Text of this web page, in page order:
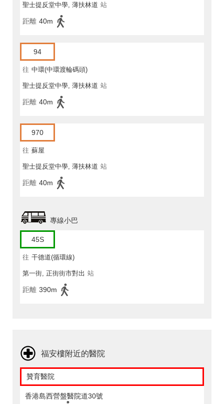
聖士提反堂中學, 薄扶林道 站
距離 40m
94
往 中環(中環渡輪碼頭)
聖士提反堂中學, 薄扶林道 站
距離 40m
970
往 蘇屋
聖士提反堂中學, 薄扶林道 站
距離 40m
專線小巴
45S
往 干德道(循環線)
第一街, 正街街市對出 站
距離 390m
福安樓附近的醫院
贊育醫院
香港島西營盤醫院道30號